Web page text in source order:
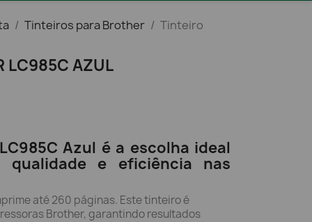
Tinteiros para Brother
Tinteiro
LC985C AZUL
Azul é a escolha ideal
qualidade e eficiência nas
até 260 páginas. Este tinteiro é
Brother, garantindo resultados